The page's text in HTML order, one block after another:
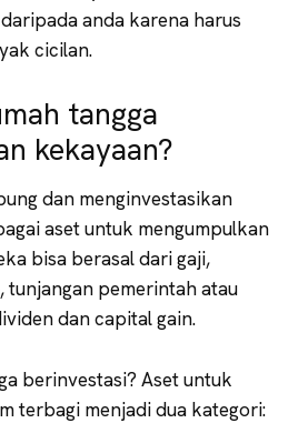
anda karena harus
cicilan.
tangga
kekayaan?
dan menginvestasikan
aset untuk mengumpulkan
bisa berasal dari gaji,
tunjangan pemerintah atau
dan capital gain.
berinvestasi? Aset untuk
terbagi menjadi dua kategori: